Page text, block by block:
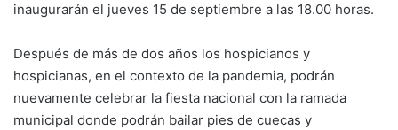
inaugurarán el jueves 15 de septiembre a las 18.00 horas.
Después de más de dos años los hospicianos y
hospicianas, en el contexto de la pandemia, podrán
nuevamente celebrar la fiesta nacional con la ramada
municipal donde podrán bailar pies de cuecas y